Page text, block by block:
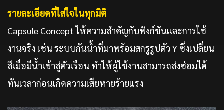
รายละเอียดที่ใส่ใจในทุกมิติ
Capsule Concept ให้ความสำคัญกับฟังก์ชันและการใช้
งานจริง เช่น ระบบกันน้ำที่มาพร้อมสกรูรูปตัว Y ซึ่งเปลี่ยน
สีเมื่อมีน้ำเข้าสู่ตัวเรือน ทำให้ผู้ใช้งานสามารถส่งซ่อมได้
ทันเวลาก่อนเกิดความเสียหายร้ายแรง